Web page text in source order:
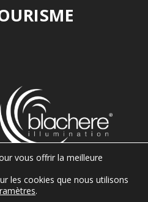
vous offrir la meilleure
les cookies que nous utilisons
.